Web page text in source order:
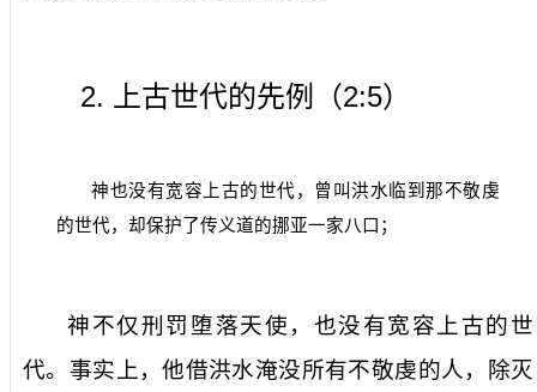
2. 上古世代的先例（2:5）
神也没有宽容上古的世代，曾叫洪水临到那不敬虔
的世代，却保护了传义道的挪亚一家八口；
神不仅刑罚堕落天使， 也没有宽容上古的世
代。事实上，他借洪水淹没所有不敬虔的人，除灭